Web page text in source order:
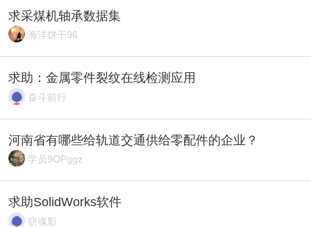
求采煤机轴承数据集
海洋饼干96
求助：金属零件裂纹在线检测应用
奋斗前行
河南省有哪些给轨道交通供给零配件的企业？
学员9OPggz
求助SolidWorks软件
窃魂影